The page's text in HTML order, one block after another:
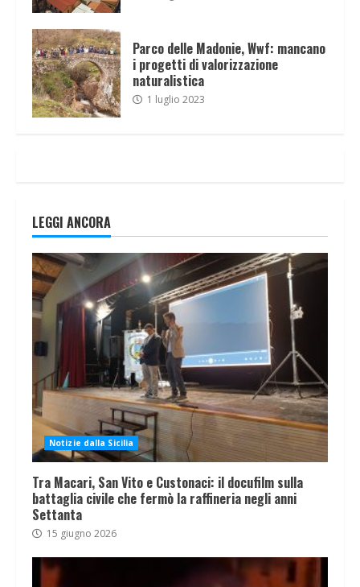
Parco delle Madonie, Wwf: mancano
i progetti di valorizzazione
naturalistica
1 luglio 2023
LEGGI ANCORA
Notizie dalla Sicilia
Tra Macari, San Vito e Custonaci: il docufilm sulla
battaglia civile che fermò la raffineria negli anni
Settanta
15 giugno 2026